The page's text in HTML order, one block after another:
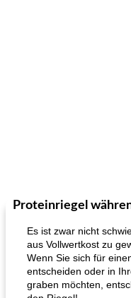
Proteinriegel
Es ist zwar nicht
aus Vollwertkost zu
Wenn Sie sich für
entscheiden oder in
graben möchten,